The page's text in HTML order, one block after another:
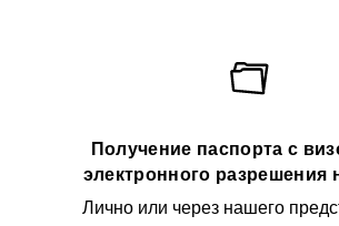
Получение паспорта с
электронного разрешения
Лично или через нашего